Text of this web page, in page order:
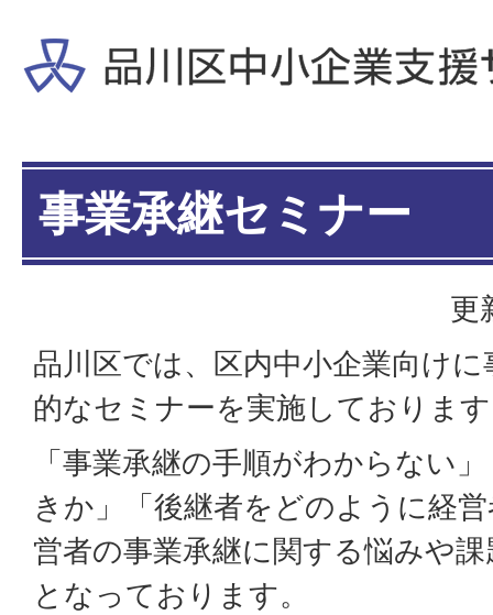
事業承継セミナー
更
品川区では、区内中小企業向け
的なセミナーを実施しておりま
「事業承継の手順がわからない
きか」「後継者をどのように経
営者の事業承継に関する悩みや
となっております。